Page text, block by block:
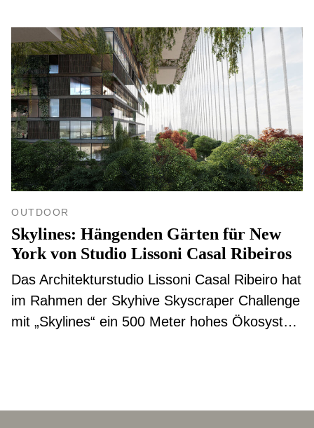
erprobt werden.
OUTDOOR
Skylines: Hängenden Gärten für New
York von Studio Lissoni Casal Ribeiros
Das Architekturstudio Lissoni Casal Ribeiro hat
im Rahmen der Skyhive Skyscraper Challenge
mit „Skylines“ ein 500 Meter hohes Ökosystem